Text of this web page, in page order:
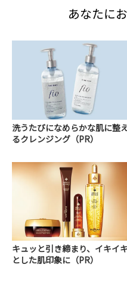
あなたに
洗うたびになめらかな肌に整
るクレンジング（PR）
キュッと引き締まり、イキイキ
とした肌印象に（PR）